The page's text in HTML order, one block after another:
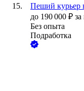
Пеший курьер
до 190 000 ₽ за
Без опыта
Подработка